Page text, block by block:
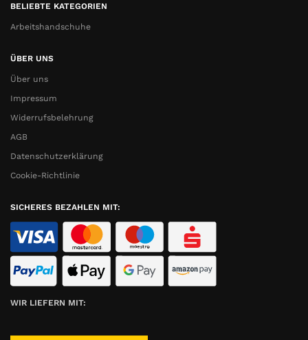
BELIEBTE KATEGORIEN
Arbeitshandschuhe
ÜBER UNS
Über uns
Impressum
Widerrufsbelehrung
AGB
Datenschutzerklärung
Cookie-Richtlinie
SICHERES BEZAHLEN MIT:
WIR LIEFERN MIT: